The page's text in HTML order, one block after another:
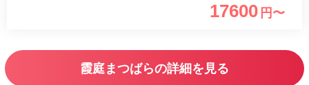
さい。 ■一休予約特典■ ・選べるワン
を頂いたお客様に、ワンドリンクをおつ
17600 円〜
霞庭まつばらの詳細を見る